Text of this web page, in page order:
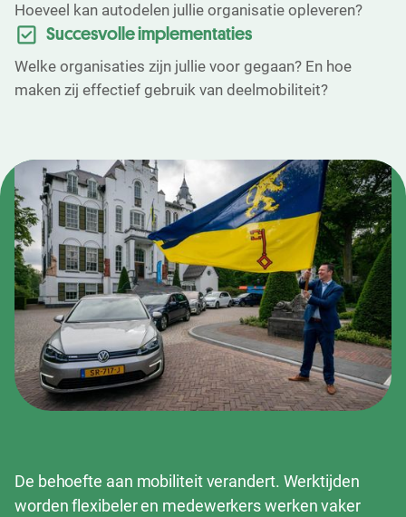
Hoeveel kan autodelen jullie organisatie opleveren?
Succesvolle implementaties
Welke organisaties zijn jullie voor gegaan? En hoe
maken zij effectief gebruik van deelmobiliteit?
organisatie
De behoefte aan mobiliteit verandert. Werktijden
worden flexibeler en medewerkers werken vaker